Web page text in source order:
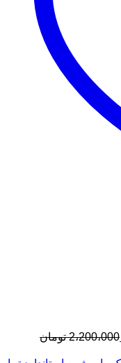
2،200،000 تومان